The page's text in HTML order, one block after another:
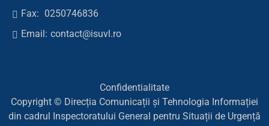
Fax: 0250746836
Email: contact@isuvl.ro
Confidentialitate
Copyright © Direcția Comunicații și Tehnologia Informației
din cadrul Inspectoratului General pentru Situații de Urgență